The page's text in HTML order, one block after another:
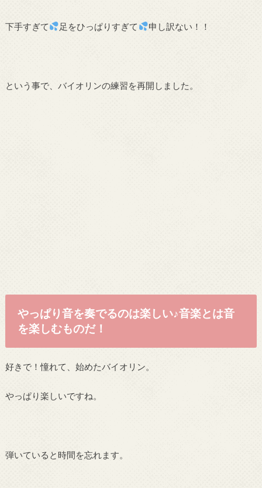
下手すぎて 足をひっぱりすぎて 申し訳ない！！
という事で、バイオリンの練習を再開しました。
やっぱり音を奏でるのは楽しい♪音楽とは音
を楽しむものだ！
好きで！憧れて、始めたバイオリン。
やっぱり楽しいですね。
弾いていると時間を忘れます。